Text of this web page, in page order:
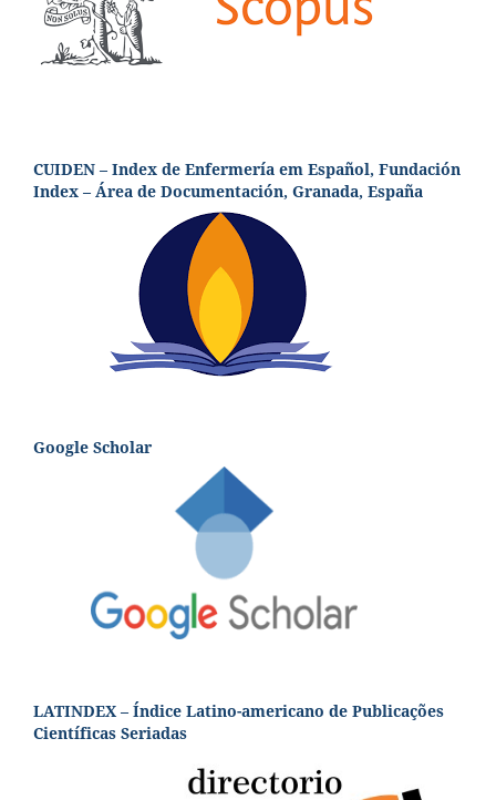
CUIDEN – Index de Enfermería em Español, Fundación
Index – Área de Documentación, Granada, España
Google Scholar
LATINDEX – Índice Latino-americano de Publicações
Científicas Seriadas